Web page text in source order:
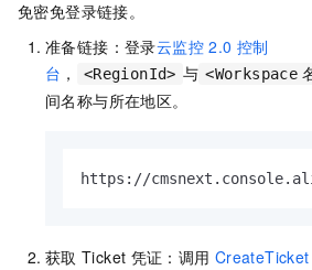
免密免登录链接。
准备链接：登录云监控 2.0 控制
台 ， <RegionId> 与 <Workspace
间名称与所在地区。
https://
获取 Ticket 凭证：调用 CreateTicket